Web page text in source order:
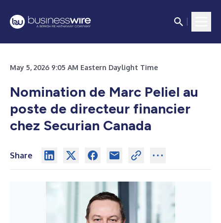
May 5, 2026 9:05 AM Eastern Daylight Time
Nomination de Marc Peliel au
poste de directeur financier
chez Securian Canada
Share